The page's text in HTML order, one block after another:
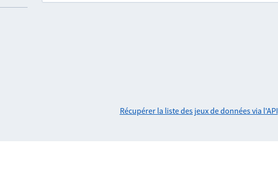
Récupérer la liste des jeux de données via l'API